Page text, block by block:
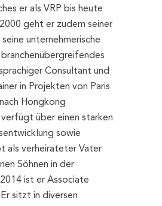
er als VRP bis heute
geht er zudem seiner
unternehmerische
branchenübergreifendes
Consultant und
in Projekten von Paris
Hongkong
über einen starken
sowie
als verheirateter Vater
Söhnen in der
ist er Associate
sitzt in diversen